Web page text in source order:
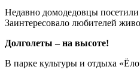
Недавно домодедовцы
Заинтересовало любителей
Долголеты – на высоте!
В парке культуры и отдыха